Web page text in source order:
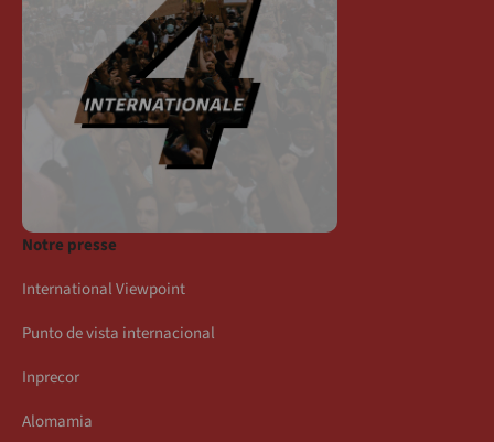
Notre presse
International Viewpoint
Punto de vista internacional
Inprecor
Alomamia